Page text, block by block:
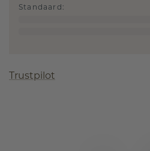
Standaard :
Trustpilot